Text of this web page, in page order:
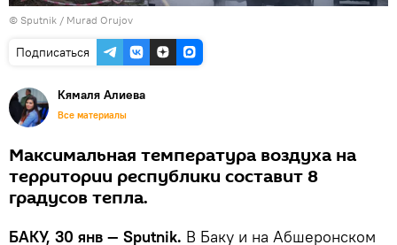
© Sputnik / Murad Orujov
Подписаться
Кямаля Алиева
Все материалы
Максимальная температура воздуха на
территории республики составит 8
градусов тепла.
БАКУ, 30 янв — Sputnik. В Баку и на Абшеронском